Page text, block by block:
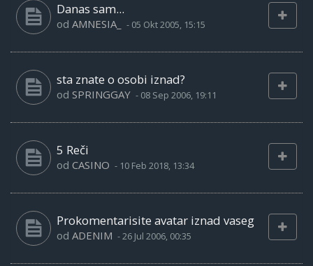
Danas sam...
od AMNESIA_ - 05 Okt 2005, 15:15
sta znate o osobi iznad?
od SPRINGGAY - 08 Sep 2006, 19:11
5 Reči
od CASINO - 10 Feb 2018, 13:34
Prokomentarisite avatar iznad vaseg
od ADENIM -26 Jul 2006, 00:35